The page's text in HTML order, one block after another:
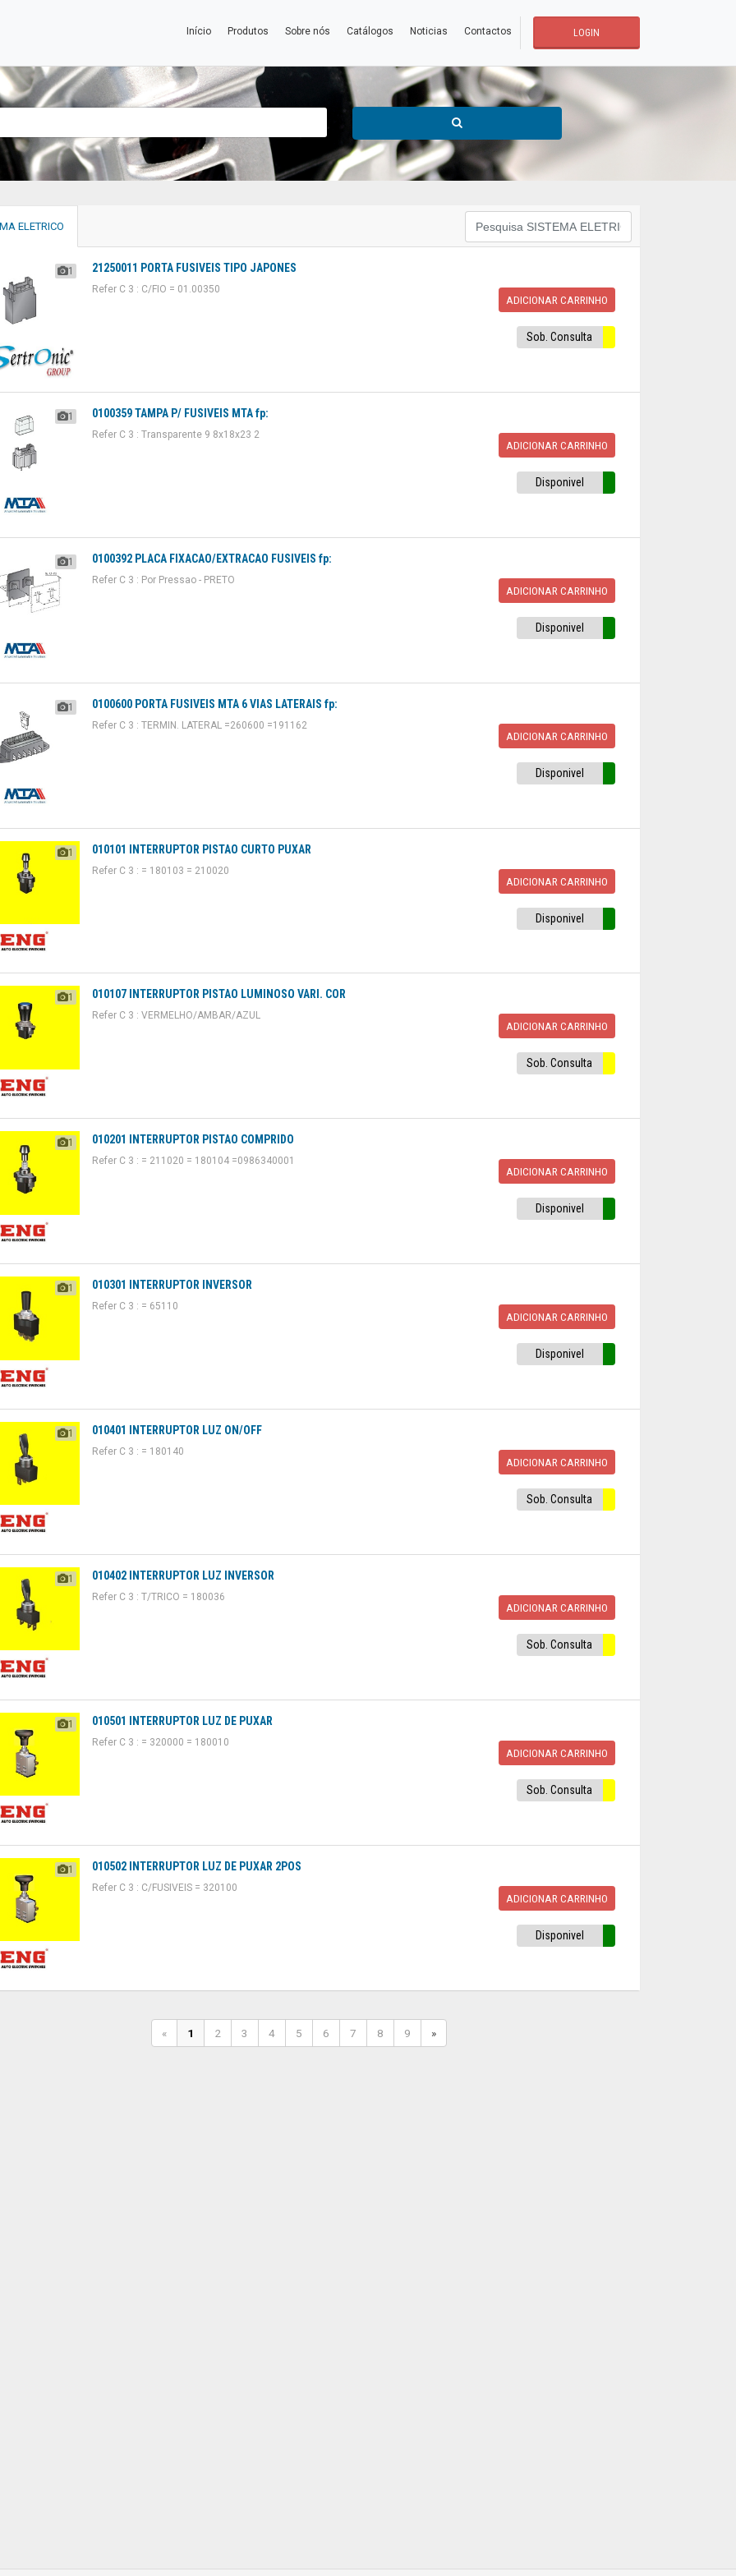
Início Produtos Sobre nós Catálogos Noticias Contactos LOGIN
ELETRICO
1 21250011 PORTA FUSIVEIS TIPO JAPONES
Refer C 3 : C/FIO = 01.00350
ADICIONAR CARRINHO
Sob. Consulta
1 0100359 TAMPA P/ FUSIVEIS MTA fp:
Refer C 3 : Transparente 9 8x18x23 2
ADICIONAR CARRINHO
Disponivel
1 0100392 PLACA FIXACAO/EXTRACAO FUSIVEIS fp:
Refer C 3 : Por Pressao - PRETO
ADICIONAR CARRINHO
Disponivel
1 0100600 PORTA FUSIVEIS MTA 6 VIAS LATERAIS fp:
Refer C 3 : TERMIN. LATERAL =260600 =191162
ADICIONAR CARRINHO
Disponivel
1 010101 INTERRUPTOR PISTAO CURTO PUXAR
Refer C 3 : = 180103 = 210020
ADICIONAR CARRINHO
Disponivel
1 010107 INTERRUPTOR PISTAO LUMINOSO VARI. COR
Refer C 3 : VERMELHO/AMBAR/AZUL
ADICIONAR CARRINHO
Sob. Consulta
1 010201 INTERRUPTOR PISTAO COMPRIDO
Refer C 3 : = 211020 = 180104 =0986340001
ADICIONAR CARRINHO
Disponivel
1 010301 INTERRUPTOR INVERSOR
Refer C 3 : = 65110
ADICIONAR CARRINHO
Disponivel
1 010401 INTERRUPTOR LUZ ON/OFF
Refer C 3 : = 180140
ADICIONAR CARRINHO
Sob. Consulta
1 010402 INTERRUPTOR LUZ INVERSOR
Refer C 3 : T/TRICO = 180036
ADICIONAR CARRINHO
Sob. Consulta
1 010501 INTERRUPTOR LUZ DE PUXAR
Refer C 3 : = 320000 = 180010
ADICIONAR CARRINHO
Sob. Consulta
1 010502 INTERRUPTOR LUZ DE PUXAR 2POS
Refer C 3 : C/FUSIVEIS = 320100
ADICIONAR CARRINHO
Disponivel
« 1 2 3 4 5 6 7 8 9 »